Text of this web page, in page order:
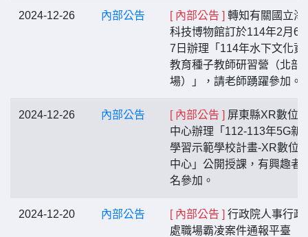
2024-12-26 內部公告 [ 內部公告 ] 轉知有關國立海
科技博物館訂於114年2月6
7日辦理「114年水下文化資
教育種子教師研習營（北部
場）」，請老師踴躍參加。
2024-12-26 內部公告 [ 內部公告 ] 屏東縣XR數位
中心辦理「112-113年5G新
學習示範學校計畫-XR數位
中心」公開授課，有興趣者
名參加。
2024-12-20 內部公告 [ 內部公告 ] 行政院人事行政
處職場霸凌案件通報平臺（